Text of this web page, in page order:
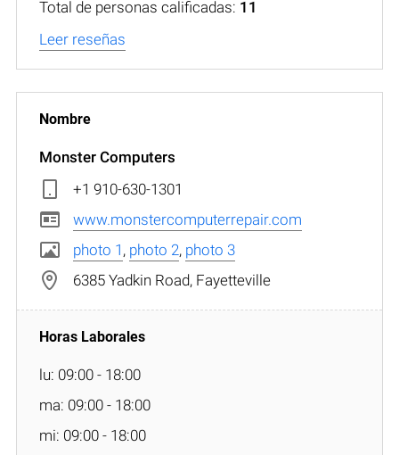
Total de personas calificadas: 11
Leer reseñas
Monster Computers
+1 910-630-1301
www.monstercomputerrepair.com
photo 1 , photo 2, photo 3
6385 Yadkin Road, Fayetteville
lu: 09:00 - 18:00
ma: 09:00 - 18:00
mi: 09:00 - 18:00